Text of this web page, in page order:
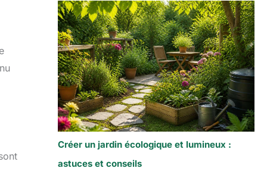
Créer un jardin écologique et lumineux :
astuces et conseils